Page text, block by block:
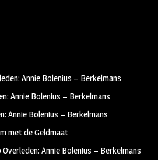
Annie Bolenius – Berkelmans
Annie Bolenius – Berkelmans
Annie Bolenius – Berkelmans
met de Geldmaat
Overleden: Annie Bolenius – Berkelmans